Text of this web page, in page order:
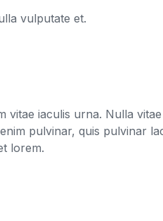
vulputate et.
iaculis urna. Nulla
pulvinar, quis pulvinar
lorem.